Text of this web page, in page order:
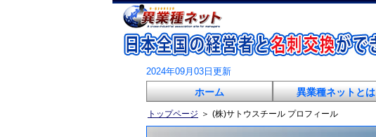
2024年09月03日更新
ホーム 異業種ネットとは
トップページ ＞ (株)サトウスチール プロフィール